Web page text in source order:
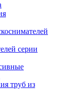
серии
труб из